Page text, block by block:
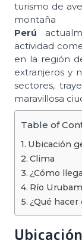
turismo de
Perú
actividad
en la región
extranjeros y
sectores,
maravillosa
Table of
Ubicación
Clima
¿Cómo
Río
¿Qué